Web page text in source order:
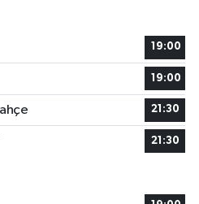
19:00
19:00
21:30
21:30